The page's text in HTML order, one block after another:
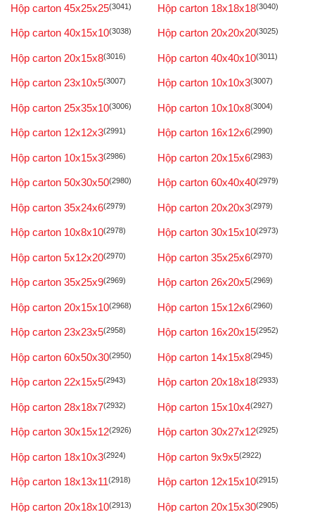
Hộp carton 45x25x25(3041) Hộp carton 18x18x18(3040)
Hộp carton 40x15x10(3038) Hộp carton 20x20x20(3025)
Hộp carton 20x15x8(3016) Hộp carton 40x40x10(3011)
Hộp carton 23x10x5(3007) Hộp carton 10x10x3(3007)
Hộp carton 25x35x10(3006) Hộp carton 10x10x8(3004)
Hộp carton 12x12x3(2991) Hộp carton 16x12x6(2990)
Hộp carton 10x15x3(2986) Hộp carton 20x15x6(2983)
Hộp carton 50x30x50(2980) Hộp carton 60x40x40(2979)
Hộp carton 35x24x6(2979) Hộp carton 20x20x3(2979)
Hộp carton 10x8x10(2978) Hộp carton 30x15x10(2973)
Hộp carton 5x12x20(2970) Hộp carton 35x25x6(2970)
Hộp carton 35x25x9(2969) Hộp carton 26x20x5(2969)
Hộp carton 20x15x10(2968) Hộp carton 15x12x6(2960)
Hộp carton 23x23x5(2958) Hộp carton 16x20x15(2952)
Hộp carton 60x50x30(2950) Hộp carton 14x15x8(2945)
Hộp carton 22x15x5(2943) Hộp carton 20x18x18(2933)
Hộp carton 28x18x7(2932) Hộp carton 15x10x4(2927)
Hộp carton 30x15x12(2926) Hộp carton 30x27x12(2925)
Hộp carton 18x10x3(2924) Hộp carton 9x9x5(2922)
Hộp carton 18x13x11(2918) Hộp carton 12x15x10(2915)
Hộp carton 20x18x10(2913) Hộp carton 20x15x30(2905)